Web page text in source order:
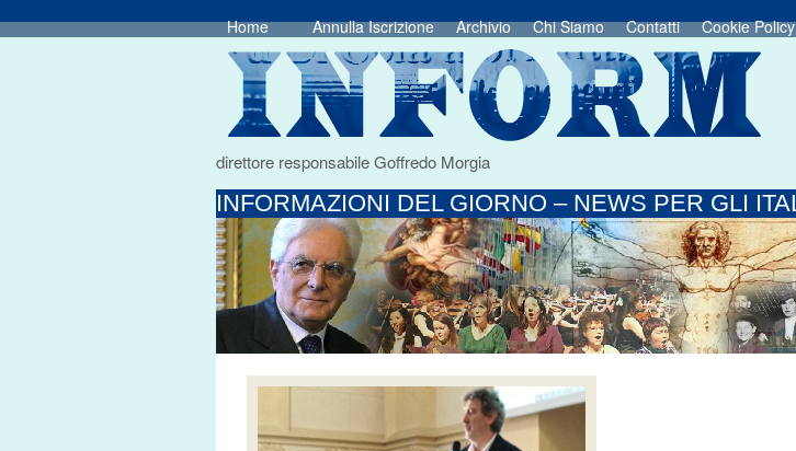
Home Annulla Iscrizione Archivio Chi Siamo Contatti Cookie Policy
direttore responsabile Goffredo Morgia
INFORMAZIONI DEL GIORNO – NEWS PER GLI